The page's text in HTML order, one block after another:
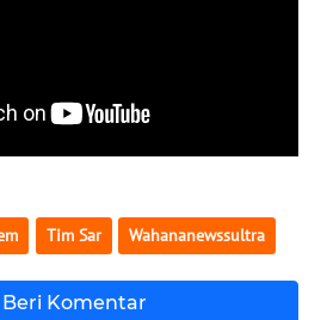
Tim Sar Wahananewssultra
Beri Komentar